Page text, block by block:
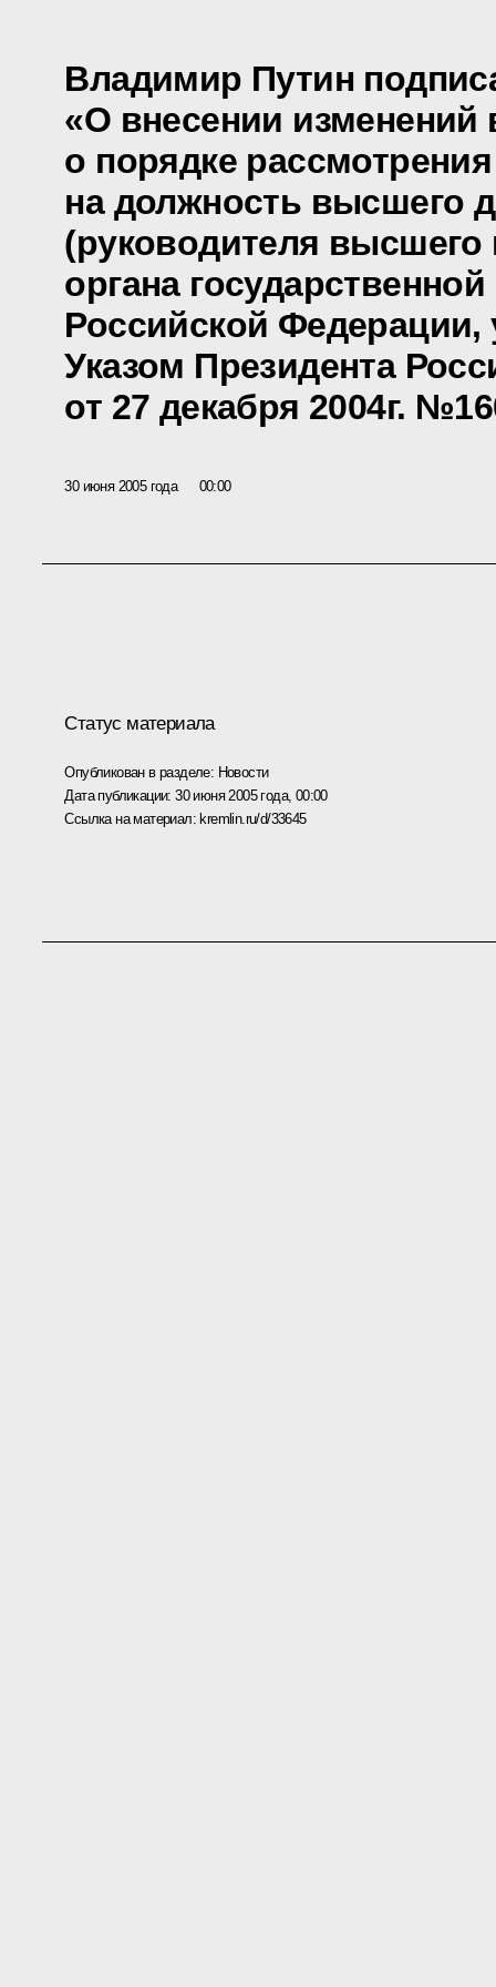
Владимир Путин
«О внесении изменений
о порядке
на должность высшего
(руководителя высшего
органа
Российской Федерации,
Указом Президента
от 27 декабря 2004г.
30 июня 2005 года 00:00
Статус материала
Опубликован в разделе: Новости
Дата публикации:30 июня 2005 года, 00:00
Ссылка на материал:kremlin.ru/d/33645